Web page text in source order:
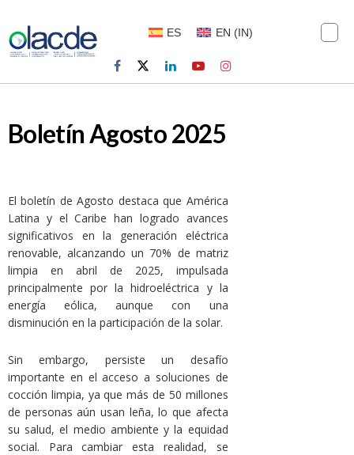
ES EN (IN)
Boletín Agosto 2025
El boletín de Agosto destaca que América
Latina y el Caribe han logrado avances
significativos en la generación eléctrica
renovable, alcanzando un 70% de matriz
limpia en abril de 2025, impulsada
principalmente por la hidroeléctrica y la
energía eólica, aunque con una
disminución en la participación de la solar.
Sin embargo, persiste un desafío
importante en el acceso a soluciones de
cocción limpia, ya que más de 50 millones
de personas aún usan leña, lo que afecta
su salud, el medio ambiente y la equidad
social. Para cambiar esta realidad, se